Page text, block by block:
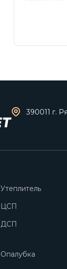
390011 г.
Утеплитель
ЦСП
ДСП
Опалубка